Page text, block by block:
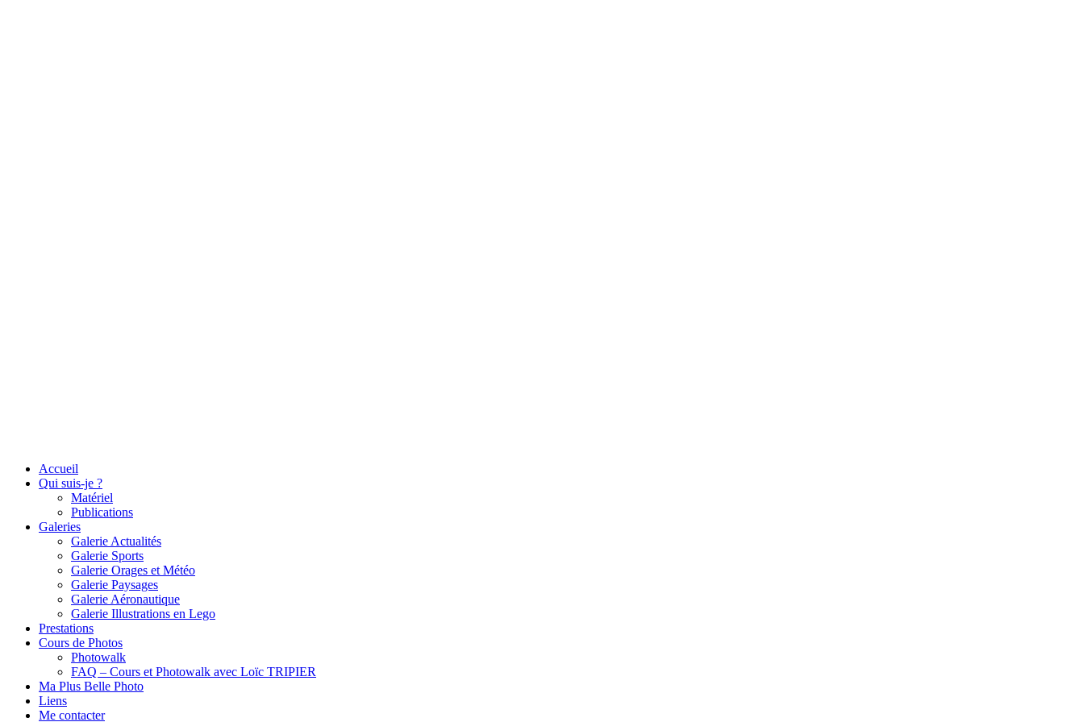
Accueil
Qui suis-je ?
Matériel
Publications
Galeries
Galerie Actualités
Galerie Sports
Galerie Orages et Météo
Galerie Paysages
Galerie Aéronautique
Galerie Illustrations en Lego
Prestations
Cours de Photos
Photowalk
FAQ – Cours et Photowalk avec Loïc TRIPIER
Ma Plus Belle Photo
Liens
Me contacter